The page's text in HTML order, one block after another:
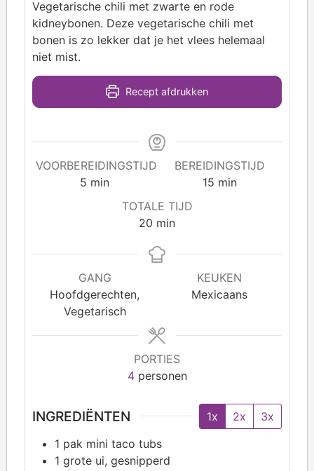
Vegetarische chili met zwarte en rode
kidneybonen. Deze vegetarische chili met
bonen is zo lekker dat je het vlees helemaal
niet mist.
Recept afdrukken
VOORBEREIDINGSTIJD
5 min
BEREIDINGSTIJD
15 min
TOTALE TIJD
20 min
GANG
Hoofdgerechten,
Vegetarisch
KEUKEN
Mexicaans
PORTIES
4 personen
INGREDIËNTEN 1x 2x
3x
1 pak mini taco tubs
1 grote ui, gesnipperd